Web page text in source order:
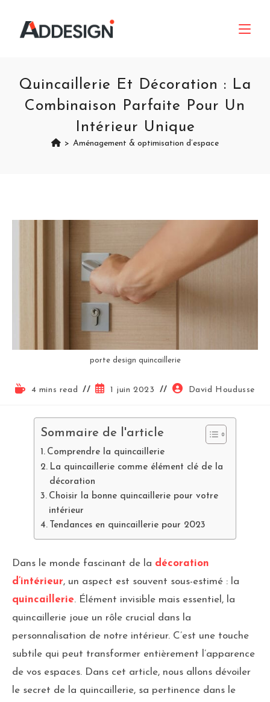
Quincaillerie Et Décoration : La
Combinaison Parfaite Pour Un
Intérieur Unique
> Aménagement & optimisation d’espace
porte design quincaillerie
4 mins read 1 juin 2023 David Houdusse
Sommaire de l'article
Comprendre la quincaillerie
La quincaillerie comme élément clé de la
décoration
Choisir la bonne quincaillerie pour votre
intérieur
Tendances en quincaillerie pour 2023
Dans le monde fascinant de la décoration
d’intérieur, un aspect est souvent sous-estimé : la
quincaillerie. Élément invisible mais essentiel, la
quincaillerie joue un rôle crucial dans la
personnalisation de notre intérieur. C’est une touche
subtile qui peut transformer entièrement l’apparence
de vos espaces. Dans cet article, nous allons dévoiler
le secret de la quincaillerie, sa pertinence dans le